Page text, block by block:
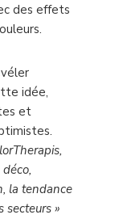
des effets
idée,
et
la tendance
secteurs »